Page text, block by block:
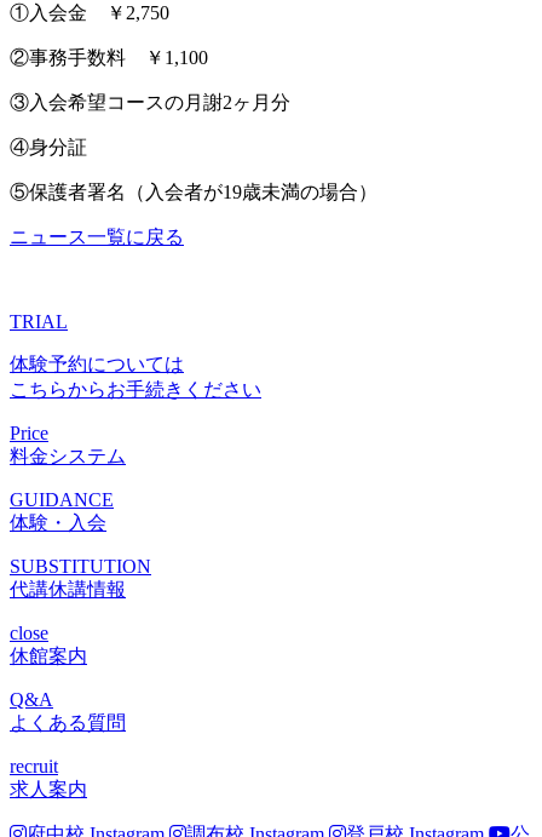
①入会金 ￥2,750
②事務手数料 ￥1,100
③入会希望コースの月謝2ヶ月分
④身分証
⑤保護者署名（入会者が19歳未満の場合）
ニュース一覧に戻る
TRIAL
体験予約については
こちらからお手続きください
Price
料金システム
GUIDANCE
体験・入会
SUBSTITUTION
代講休講情報
close
休館案内
Q&A
よくある質問
recruit
求人案内